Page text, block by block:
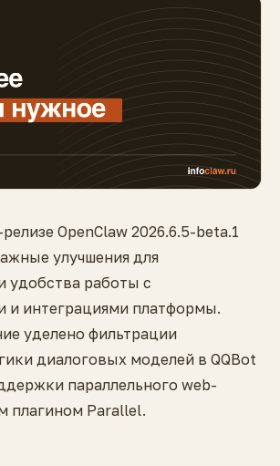
OpenClaw 2026.6.5-beta.1
улучшения для
удобства работы с
и интеграциями платформы.
уделено фильтрации
диалоговых моделей в QQBot
параллельного web-
плагином Parallel.